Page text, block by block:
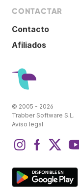
CONTACTAR
Contacto
Afiliados
© 2005 - 2026
Trabber Software S.L.
Aviso legal